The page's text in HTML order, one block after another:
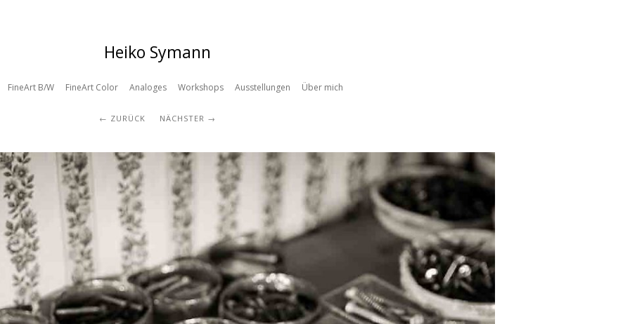
Heiko Symann
FineArt B/W FineArt Color Analoges Workshops Ausstellungen Über mich
ZURÜCK NÄCHSTER